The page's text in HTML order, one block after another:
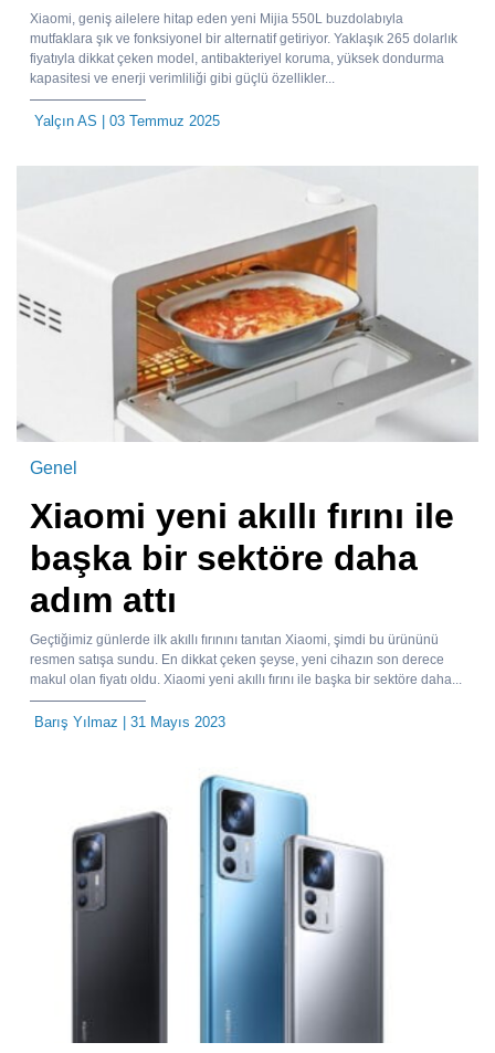
Xiaomi, geniş ailelere hitap eden yeni Mijia 550L buzdolabıyla
mutfaklara şık ve fonksiyonel bir alternatif getiriyor. Yaklaşık 265 dolarlık
fiyatıyla dikkat çeken model, antibakteriyel koruma, yüksek dondurma
kapasitesi ve enerji verimliliği gibi güçlü özellikler...
Yalçın AS | 03 Temmuz 2025
Genel
Xiaomi yeni akıllı fırını ile
başka bir sektöre daha
adım attı
Geçtiğimiz günlerde ilk akıllı fırınını tanıtan Xiaomi, şimdi bu ürününü
resmen satışa sundu. En dikkat çeken şeyse, yeni cihazın son derece
makul olan fiyatı oldu. Xiaomi yeni akıllı fırını ile başka bir sektöre daha...
Barış Yılmaz | 31 Mayıs 2023